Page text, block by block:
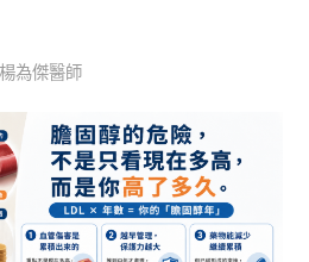
楊為傑醫師